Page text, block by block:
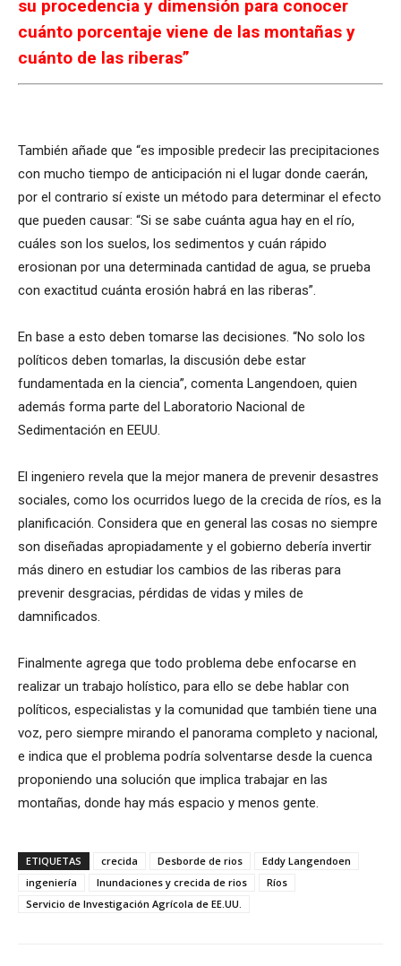
su procedencia y dimensión para conocer
cuánto porcentaje viene de las montañas y
cuánto de las riberas”
También añade que “es imposible predecir las precipitaciones
con mucho tiempo de anticipación ni el lugar donde caerán,
por el contrario sí existe un método para determinar el efecto
que pueden causar: “Si se sabe cuánta agua hay en el río,
cuáles son los suelos, los sedimentos y cuán rápido
erosionan por una determinada cantidad de agua, se prueba
con exactitud cuánta erosión habrá en las riberas”.
En base a esto deben tomarse las decisiones. “No solo los
políticos deben tomarlas, la discusión debe estar
fundamentada en la ciencia”, comenta Langendoen, quien
además forma parte del Laboratorio Nacional de
Sedimentación en EEUU.
El ingeniero revela que la mejor manera de prevenir desastres
sociales, como los ocurridos luego de la crecida de ríos, es la
planificación. Considera que en general las cosas no siempre
son diseñadas apropiadamente y el gobierno debería invertir
más dinero en estudiar los cambios de las riberas para
prevenir desgracias, pérdidas de vidas y miles de
damnificados.
Finalmente agrega que todo problema debe enfocarse en
realizar un trabajo holístico, para ello se debe hablar con
políticos, especialistas y la comunidad que también tiene una
voz, pero siempre mirando el panorama completo y nacional,
e indica que el problema podría solventarse desde la cuenca
proponiendo una solución que implica trabajar en las
montañas, donde hay más espacio y menos gente.
ETIQUETAS crecida Desborde de rios
Eddy Langendoen
ingeniería
Inundaciones y crecida de rios
Ríos
Servicio de Investigación Agrícola de EE.UU.